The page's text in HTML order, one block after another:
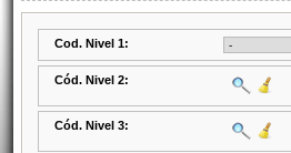
Cod. Nivel 1:
Cód. Nivel 2:
Cód. Nivel 3: